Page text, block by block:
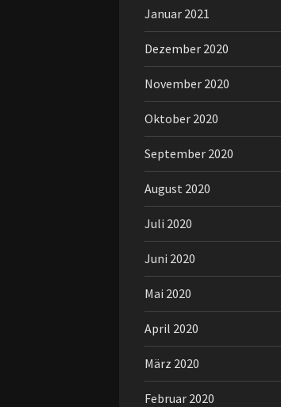
Januar 2021
Dezember 2020
November 2020
Oktober 2020
September 2020
August 2020
Juli 2020
Juni 2020
Mai 2020
April 2020
März 2020
Februar 2020